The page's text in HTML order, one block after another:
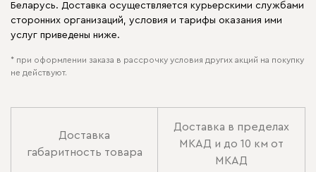
Беларусь. Доставка осуществляется курьерскими службами
сторонних организаций, условия и тарифы оказания ими
услуг приведены ниже.
* при оформлении заказа в рассрочку условия других акций на покупку
не действуют.
Доставка
габаритность товара
Доставка в пределах
МКАД и до 10 км от
МКАД